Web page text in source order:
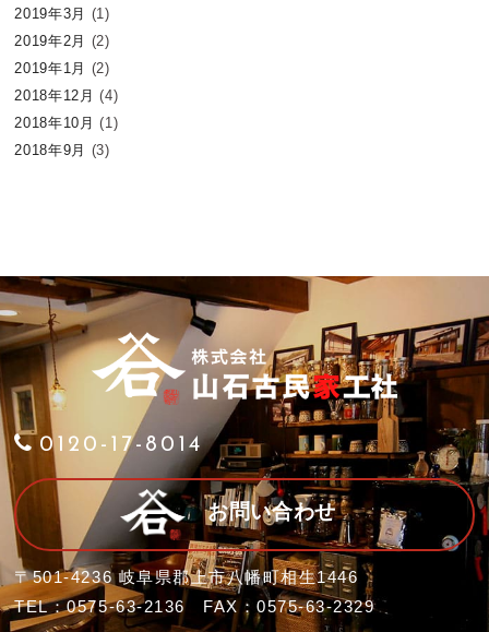
2019年3月 (1)
2019年2月 (2)
2019年1月 (2)
2018年12月 (4)
2018年10月 (1)
2018年9月 (3)
0120-17-8014
お問い合わせ
〒501-4236 岐阜県郡上市八幡町相生1446
TEL：0575-63-2136 FAX：0575-63-2329